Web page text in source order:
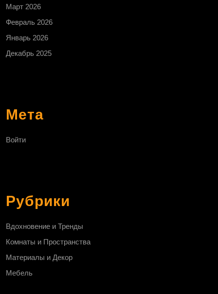
Март 2026
Февраль 2026
Январь 2026
Декабрь 2025
Мета
Войти
Рубрики
Вдохновение и Тренды
Комнаты и Пространства
Материалы и Декор
Мебель